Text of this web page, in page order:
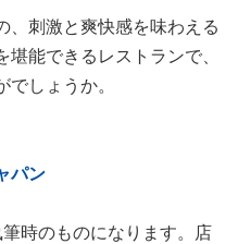
、刺激と爽快感を味わえる
能できるレストランで、
しょうか。
パン
時のものになります。店